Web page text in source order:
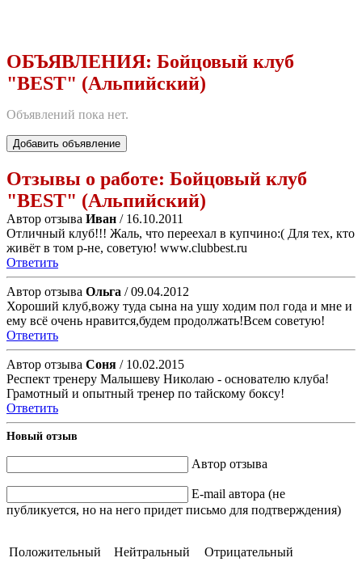
ОБЪЯВЛЕНИЯ: Бойцовый клуб
"BEST" (Альпийский)
Объявлений пока нет.
Добавить объявление
Отзывы о работе: Бойцовый клуб
"BEST" (Альпийский)
Автор отзыва Иван / 16.10.2011
Отличный клуб!!! Жаль, что переехал в купчино:( Для тех, кто
живёт в том р-не, советую! www.clubbest.ru
Ответить
Автор отзыва Ольга / 09.04.2012
Хороший клуб,вожу туда сына на ушу ходим пол года и мне и
ему всё очень нравится,будем продолжать!Всем советую!
Ответить
Автор отзыва Соня / 10.02.2015
Респект тренеру Малышеву Николаю - основателю клуба!
Грамотный и опытный тренер по тайскому боксу!
Ответить
Новый отзыв
Автор отзыва
E-mail автора (не
публикуется, но на него придет письмо для подтверждения)
Положительный Нейтральный Отрицательный